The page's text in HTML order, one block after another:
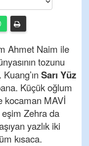
Ahmet Naim ile
tozunu
Sarı Yüz
Küçük oğlum
kocaman MAVİ
Zehra da
yazlık iki
kısaca.